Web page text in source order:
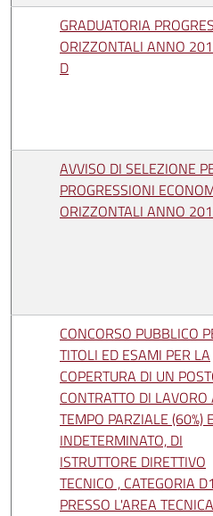
GRADUATORIA
ORIZZONTALI ANNO
D
AVVISO DI SELEZIONE
PROGRESSIONI
ORIZZONTALI ANNO
CONCORSO PUBBLICO
TITOLI ED ESAMI PER LA
COPERTURA DI UN
CONTRATTO DI LAVORO
TEMPO PARZIALE (60%)
INDETERMINATO, DI
ISTRUTTORE DIRETTIVO
TECNICO , CATEGORIA
PRESSO L'AREA